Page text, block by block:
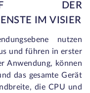
DER
IM VISIER
nutzen
und führen in erster
Anwendung, können
das gesamte Gerät
die CPU und